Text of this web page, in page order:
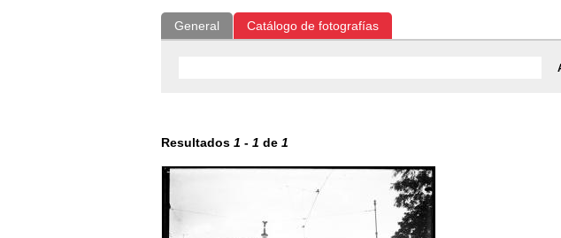
General Catálogo de fotografías
Resultados 1 - 1 de 1